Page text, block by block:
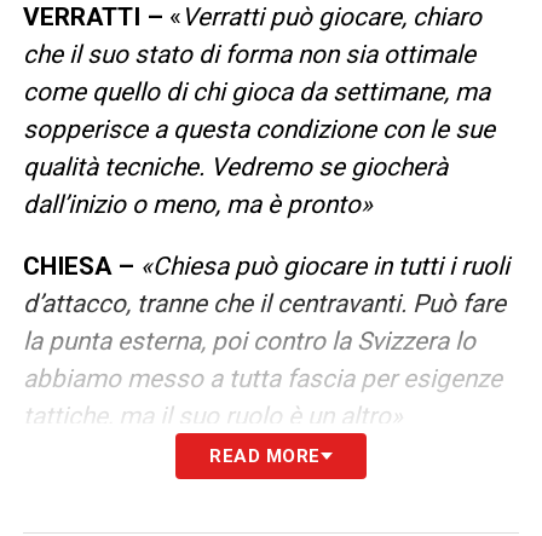
VERRATTI – « Verratti può giocare, chiaro
che il suo stato di forma non sia ottimale
come quello di chi gioca da settimane, ma
sopperisce a questa condizione con le sue
qualità tecniche. Vedremo se giocherà
dall’inizio o meno, ma è pronto»
CHIESA – «Chiesa può giocare in tutti i ruoli
d’attacco, tranne che il centravanti. Può fare
la punta esterna, poi contro la Svizzera lo
abbiamo messo a tutta fascia per esigenze
tattiche, ma il suo ruolo è un altro»
Alla squadra chiedo di
READ MORE